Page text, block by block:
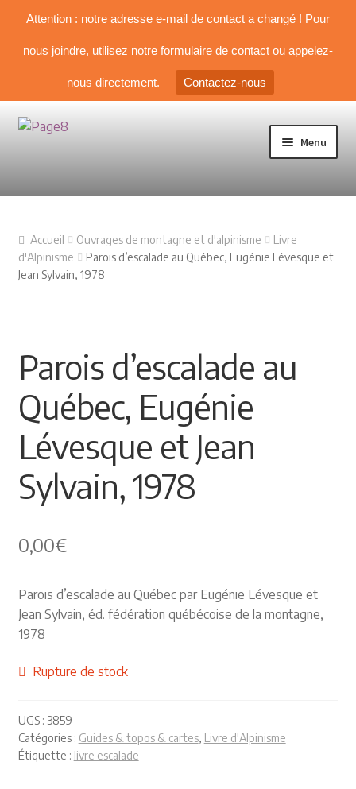
Attention : notre adresse e-mail de contact a changé ! Pour
nous joindre, utilisez notre formulaire de contact ou appelez-
nous directement. Contactez-nous
Aller à la navigation
Aller au contenu
Menu
NOS SÉLECTIONS
Himalayisme
Nature Pêche Chasse
Régionalisme
Les Pyrénées
VIEUX PAPIERS
Gravure
Plaquettes et publicités
MANIFESTATIONS
Accueil Ouvrages de montagne et d'alpinisme
Livre
d'Alpinisme
Parois d’escalade au Québec, Eugénie Lévesque et
Jean Sylvain, 1978
Parois d’escalade au
Québec, Eugénie
Lévesque et Jean
Sylvain, 1978
0,00€
Parois d’escalade au Québec par Eugénie Lévesque et
Jean Sylvain, éd. fédération québécoise de la montagne,
1978
Rupture de stock
UGS : 3859
Catégories : Guides & topos & cartes, Livre d'Alpinisme
Étiquette : livre escalade